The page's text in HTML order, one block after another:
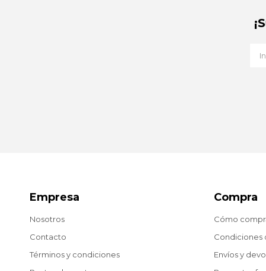
Empresa
Nosotros
Contacto
Términos y condiciones
Compra
Cómo
Condiciones
Envíos y